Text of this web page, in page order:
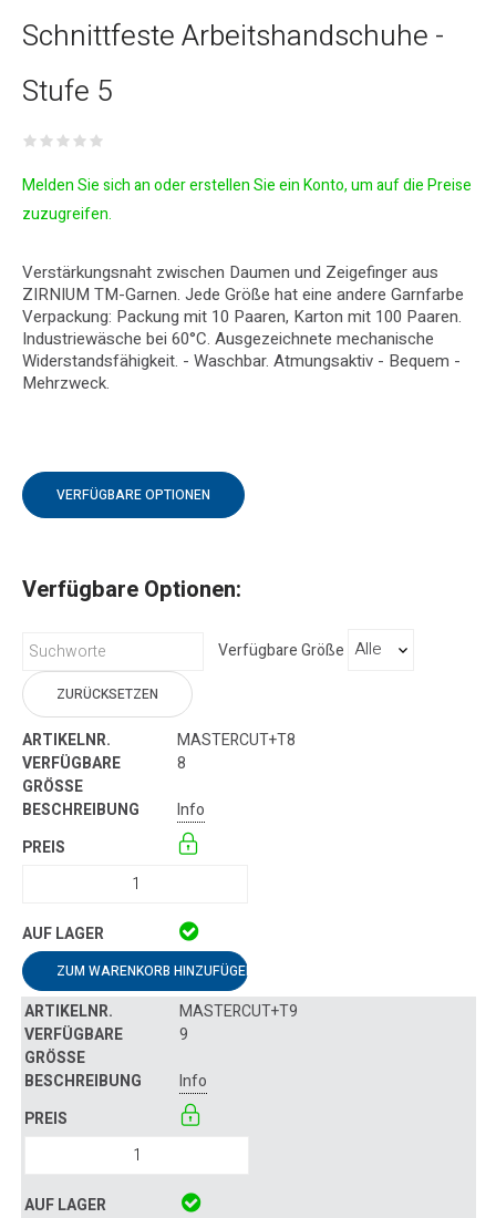
Schnittfeste Arbeitshandschuhe -
Stufe 5
Melden Sie sich an oder erstellen Sie ein Konto, um auf die Preise
zuzugreifen.
Verstärkungsnaht zwischen Daumen und Zeigefinger aus
ZIRNIUM TM-Garnen. Jede Größe hat eine andere Garnfarbe
Verpackung: Packung mit 10 Paaren, Karton mit 100 Paaren.
Industriewäsche bei 60°C. Ausgezeichnete mechanische
Widerstandsfähigkeit. - Waschbar. Atmungsaktiv - Bequem -
Mehrzweck.
VERFÜGBARE OPTIONEN
Verfügbare Optionen:
Verfügbare Größe
ZURÜCKSETZEN
MASTERCUT+T8
8
Info
ZUM WARENKORB HINZUFÜGEN
MASTERCUT+T9
9
Info